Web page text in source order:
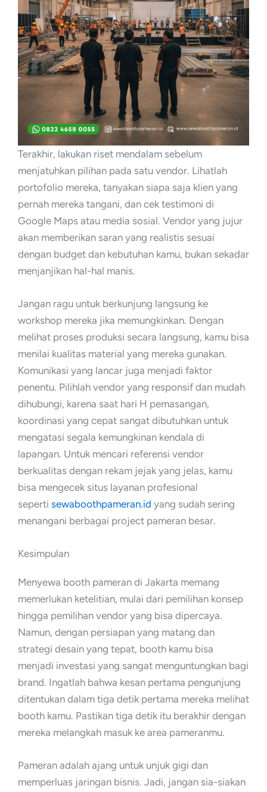
Terakhir, lakukan riset mendalam sebelum
menjatuhkan pilihan pada satu vendor. Lihatlah
portofolio mereka, tanyakan siapa saja klien yang
pernah mereka tangani, dan cek testimoni di
Google Maps atau media sosial. Vendor yang jujur
akan memberikan saran yang realistis sesuai
dengan budget dan kebutuhan kamu, bukan sekadar
menjanjikan hal-hal manis.
Jangan ragu untuk berkunjung langsung ke
workshop mereka jika memungkinkan. Dengan
melihat proses produksi secara langsung, kamu bisa
menilai kualitas material yang mereka gunakan.
Komunikasi yang lancar juga menjadi faktor
penentu. Pilihlah vendor yang responsif dan mudah
dihubungi, karena saat hari H pemasangan,
koordinasi yang cepat sangat dibutuhkan untuk
mengatasi segala kemungkinan kendala di
lapangan. Untuk mencari referensi vendor
berkualitas dengan rekam jejak yang jelas, kamu
bisa mengecek situs layanan profesional
seperti sewaboothpameran.id yang sudah sering
menangani berbagai project pameran besar.
Kesimpulan
Menyewa booth pameran di Jakarta memang
memerlukan ketelitian, mulai dari pemilihan konsep
hingga pemilihan vendor yang bisa dipercaya.
Namun, dengan persiapan yang matang dan
strategi desain yang tepat, booth kamu bisa
menjadi investasi yang sangat menguntungkan bagi
brand. Ingatlah bahwa kesan pertama pengunjung
ditentukan dalam tiga detik pertama mereka melihat
booth kamu. Pastikan tiga detik itu berakhir dengan
mereka melangkah masuk ke area pameranmu.
Pameran adalah ajang untuk unjuk gigi dan
memperluas jaringan bisnis. Jadi, jangan sia-siakan